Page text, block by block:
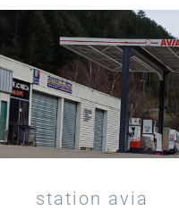
station avia